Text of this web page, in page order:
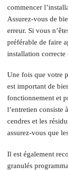
commencer
Assurez-vous de
erreur. Si vous
préférable de faire
installation correcte
Une fois que votre
est important de
fonctionnement et
l’entretien consiste
cendres et les
assurez-vous que
Il est également
granulés